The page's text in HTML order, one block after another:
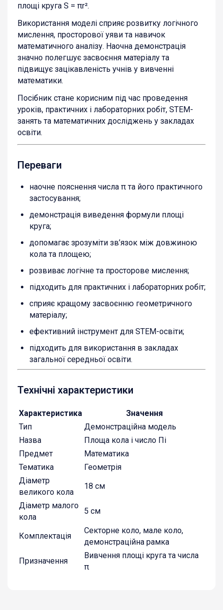
площі круга S = πr².
Використання моделі сприяє розвитку логічного
мислення, просторової уяви та навичок
математичного аналізу. Наочна демонстрація
значно полегшує засвоєння матеріалу та
підвищує зацікавленість учнів у вивченні
математики.
Посібник стане корисним під час проведення
уроків, практичних і лабораторних робіт, STEM-
занять та математичних досліджень у закладах
освіти.
Переваги
наочне пояснення числа π та його практичного
застосування;
демонстрація виведення формули площі
круга;
допомагає зрозуміти зв’язок між довжиною
кола та площею;
розвиває логічне та просторове мислення;
підходить для практичних і лабораторних робіт;
сприяє кращому засвоєнню геометричного
матеріалу;
ефективний інструмент для STEM-освіти;
підходить для використання в закладах
загальної середньої освіти.
Технічні характеристики
Характеристика
Значення
Тип
Демонстраційна модель
Назва
Площа кола і число Пі
Предмет
Математика
Тематика
Геометрія
Діаметр
великого кола
18 см
Діаметр малого
кола
5 см
Комплектація
Секторне коло, мале коло,
демонстраційна рамка
Призначення
Вивчення площі круга та числа
π